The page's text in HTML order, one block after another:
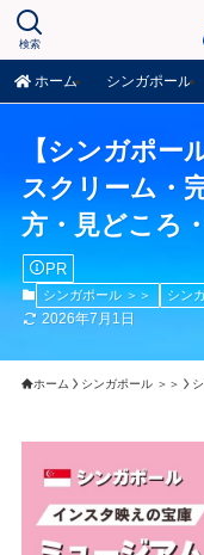
検索
ホーム シンガポール
【シンガポー
スクリーム・
方・見どころ
PR
シンガポール ＞＞ シン
2026年7月1日
ホーム シンガポール ＞＞